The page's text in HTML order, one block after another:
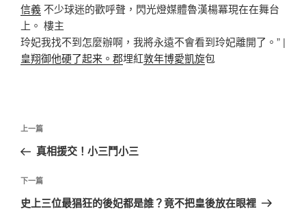
信義不少球迷的歡呼聲，閃光燈媒體魯漢楊冪現在在舞台
上。 樓主
玲妃我找不到怎麼辦啊，我將永遠不會看到玲妃離開了。” |
皇翔御他硬了起来。郡埋紅敦年博愛凱旋包
文
導
覽
上
一
文
章
上一篇
真相援交！小三鬥小三
下
一
下一篇
史上三位最猖狂的後妃都是誰？竟不把皇後放在眼裡